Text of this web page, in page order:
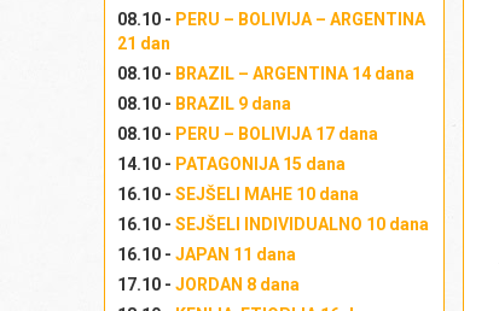
08.10 - PERU – BOLIVIJA – ARGENTINA
21 dan
08.10 - BRAZIL – ARGENTINA 14 dana
08.10 - BRAZIL 9 dana
08.10 - PERU – BOLIVIJA 17 dana
14.10 - PATAGONIJA 15 dana
16.10 - SEJŠELI MAHE 10 dana
16.10 - SEJŠELI INDIVIDUALNO 10 dana
16.10 - JAPAN 11 dana
17.10 - JORDAN 8 dana